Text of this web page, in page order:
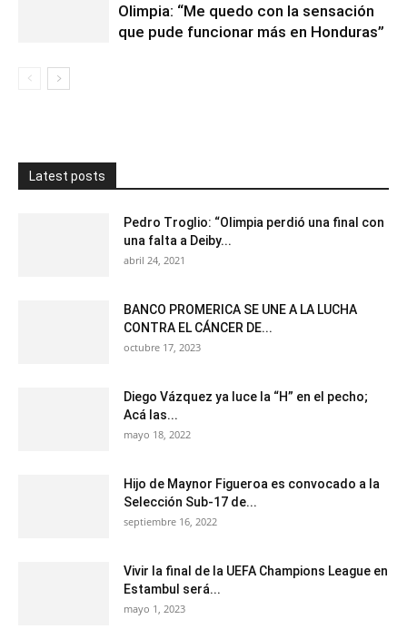
Olimpia: “Me quedo con la sensación
que pude funcionar más en Honduras”
Latest posts
Pedro Troglio: “Olimpia perdió una final con
una falta a Deiby...
abril 24, 2021
BANCO PROMERICA SE UNE A LA LUCHA
CONTRA EL CÁNCER DE...
octubre 17, 2023
Diego Vázquez ya luce la “H” en el pecho;
Acá las...
mayo 18, 2022
Hijo de Maynor Figueroa es convocado a la
Selección Sub-17 de...
septiembre 16, 2022
Vivir la final de la UEFA Champions League en
Estambul será...
mayo 1, 2023